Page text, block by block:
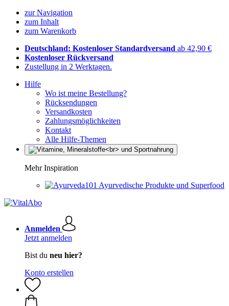
zur Navigation
zum Inhalt
zum Warenkorb
Deutschland: Kostenloser Standardversand ab 42,90 €
Kostenloser Rückversand
Zustellung in 2 Werktagen.
Hilfe
Wo ist meine Bestellung?
Rücksendungen
Versandkosten
Zahlungsmöglichkeiten
Kontakt
Alle Hilfe-Themen
Mehr Inspiration
Ayurvedische Produkte und Superfood
Anmelden
Jetzt anmelden
Bist du neu hier?
Konto erstellen